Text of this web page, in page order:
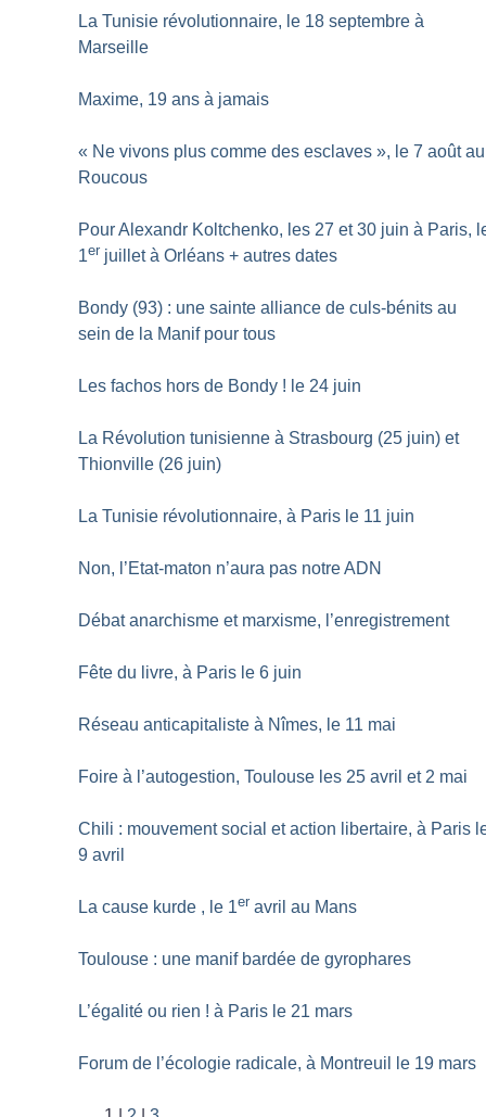
La Tunisie révolutionnaire, le 18 septembre à
Marseille
Maxime, 19 ans à jamais
« Ne vivons plus comme des esclaves », le 7 août au
Roucous
Pour Alexandr Koltchenko, les 27 et 30 juin à Paris,
1er juillet à Orléans + autres dates
Bondy (93) : une sainte alliance de culs-bénits au
sein de la Manif pour tous
Les fachos hors de Bondy ! le 24 juin
La Révolution tunisienne à Strasbourg (25 juin) et
Thionville (26 juin)
La Tunisie révolutionnaire, à Paris le 11 juin
Non, l’Etat-maton n’aura pas notre ADN
Débat anarchisme et marxisme, l’enregistrement
Fête du livre, à Paris le 6 juin
Réseau anticapitaliste à Nîmes, le 11 mai
Foire à l’autogestion, Toulouse les 25 avril et 2 mai
Chili : mouvement social et action libertaire, à Paris
9 avril
La cause kurde , le 1er avril au Mans
Toulouse : une manif bardée de gyrophares
L’égalité ou rien ! à Paris le 21 mars
Forum de l’écologie radicale, à Montreuil le 19 mars